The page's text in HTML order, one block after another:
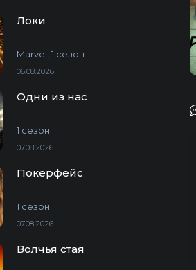
Локи
Marvel, 1 сезон
06.08.2026
Одни из нас
1 сезон
07.08.2026
Покерфейс
1 сезон
07.08.2026
Волчья стая